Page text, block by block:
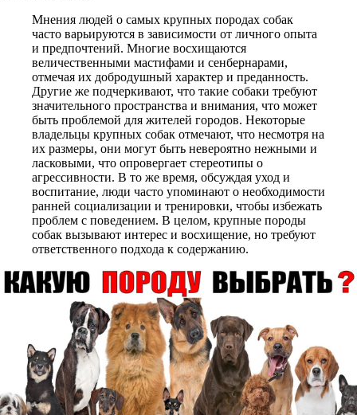
Мнения людей о самых крупных породах собак
часто варьируются в зависимости от личного опыта
и предпочтений. Многие восхищаются
величественными мастифами и сенбернарами,
отмечая их добродушный характер и преданность.
Другие же подчеркивают, что такие собаки требуют
значительного пространства и внимания, что может
быть проблемой для жителей городов. Некоторые
владельцы крупных собак отмечают, что несмотря на
их размеры, они могут быть невероятно нежными и
ласковыми, что опровергает стереотипы о
агрессивности. В то же время, обсуждая уход и
воспитание, люди часто упоминают о необходимости
ранней социализации и тренировки, чтобы избежать
проблем с поведением. В целом, крупные породы
собак вызывают интерес и восхищение, но требуют
ответственного подхода к содержанию.